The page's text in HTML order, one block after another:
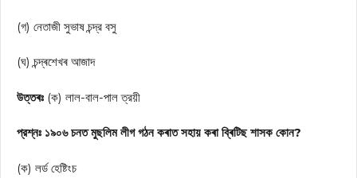
(গ) নেতাজী সুভাষ চন্দ্র বসু
(ঘ) চন্দ্ৰশেখৰ আজাদ
উত্তৰঃ (ক) লাল-বাল-পাল ত্রয়ী
প্রশ্নঃ ১৯০৬ চনত মুছলিম লীগ গঠন কৰাত সহায় কৰা ব্ৰিটিছ শাসক কোন?
(ক) লর্ড হেষ্টিংচ